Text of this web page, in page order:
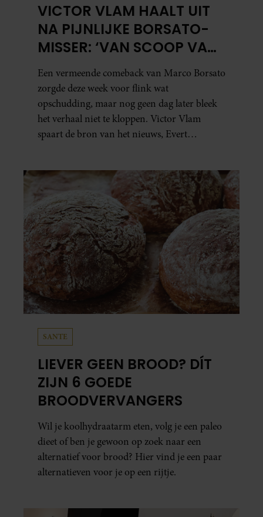
VICTOR VLAM HAALT UIT
NA PIJNLIJKE BORSATO-
MISSER: ‘VAN SCOOP VAN
HET JAAR NAAR ZEPERD
VAN HET JAAR’
Een vermeende comeback van Marco Borsato
zorgde deze week voor flink wat
opschudding, maar nog geen dag later bleek
het verhaal niet te kloppen. Victor Vlam
spaart de bron van het nieuws, Evert
SANTE
LIEVER GEEN BROOD? DÍT
ZIJN 6 GOEDE
BROODVERVANGERS
Wil je koolhydraatarm eten, volg je een paleo
dieet of ben je gewoon op zoek naar een
alternatief voor brood? Hier vind je een paar
alternatieven voor je op een rijtje.